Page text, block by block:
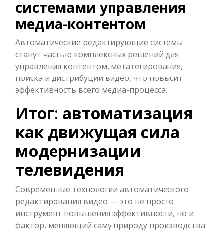
системами управления
медиа-контентом
Автоматические редактирующие системы
станут частью комплексных решений для
управления контентом, метатегирования,
поиска и дистрибуции видео, что повысит
эффективность всего медиа-процесса.
Итог: автоматизация
как движущая сила
модернизации
телевидения
Современные технологии автоматического
редактирования видео — это не просто
инструмент повышения эффективности, но и
фактор, меняющий саму природу производства